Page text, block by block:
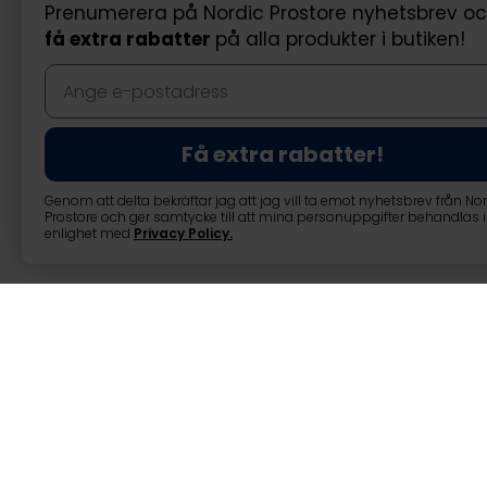
Prenumerera på Nordic Prostore nyhetsbrev
få extra rabatter på alla produkter i butiken!
Få extra rabatter!
Genom att delta bekräftar jag att jag vill ta emot nyhetsbrev från
Prostore och ger samtycke till att mina personuppgifter behandlas i
enlighet med Privacy Policy.